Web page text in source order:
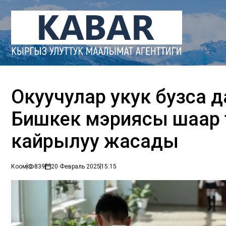
Окуучулар укук бузса
Бишкек мэриясы шаар
кайрылуу жасады
Коом 839 20 Февраль 202515:15